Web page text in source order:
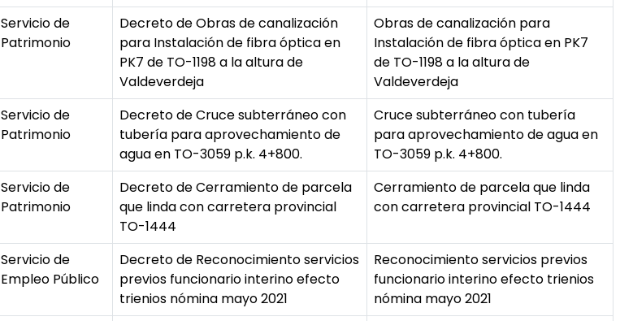
Servicio de
Patrimonio
Decreto de Obras de canalización
para Instalación de fibra óptica en
PK7 de TO-1198 a la altura de
Valdeverdeja
Obras de canalización para
Instalación de fibra óptica en PK7
de TO-1198 a la altura de
Valdeverdeja
Servicio de
Patrimonio
Decreto de Cruce subterráneo con
tubería para aprovechamiento de
agua en TO-3059 p.k. 4+800.
Cruce subterráneo con tubería
para aprovechamiento de agua en
TO-3059 p.k. 4+800.
Servicio de
Patrimonio
Decreto de Cerramiento de parcela
que linda con carretera provincial
TO-1444
Cerramiento de parcela que linda
con carretera provincial TO-1444
Servicio de
Empleo Público
Decreto de Reconocimiento servicios
previos funcionario interino efecto
trienios nómina mayo 2021
Reconocimiento servicios previos
funcionario interino efecto trienios
nómina mayo 2021